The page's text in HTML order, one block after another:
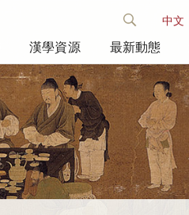
中文
漢學資源 最新動態